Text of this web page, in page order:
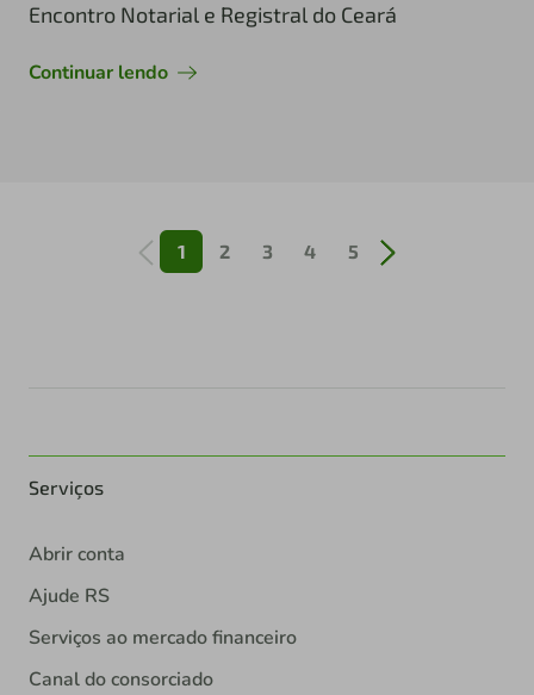
Encontro Notarial e Registral do Ceará
Continuar lendo
1 2 3 4 5
Serviços
Abrir conta
Ajude RS
Serviços ao mercado financeiro
Canal do consorciado